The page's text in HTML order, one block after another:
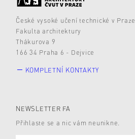
České vysoké učení technické v Praze
Fakulta architektury
Thákurova 9
166 34 Praha 6 - Dejvice
KOMPLETNÍ KONTAKTY
NEWSLETTER FA
Přihlaste se a nic vám neunikne.